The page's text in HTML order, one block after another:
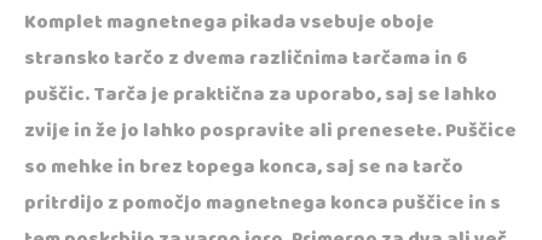
Komplet magnetnega pikada vsebuje oboje
stransko tarčo z dvema različnima tarčama in 6
puščic. Tarča je praktična za uporabo, saj se lahko
zvije in že jo lahko pospravite ali prenesete. Puščice
so mehke in brez topega konca, saj se na tarčo
pritrdijo z pomočjo magnetnega konca puščice in s